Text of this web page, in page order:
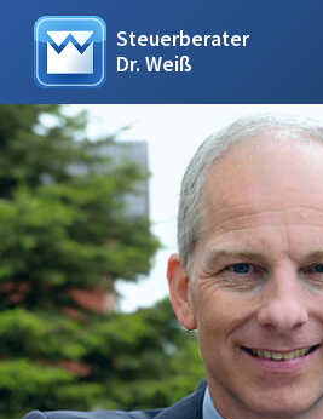
Steuerberater
Dr. Weiß